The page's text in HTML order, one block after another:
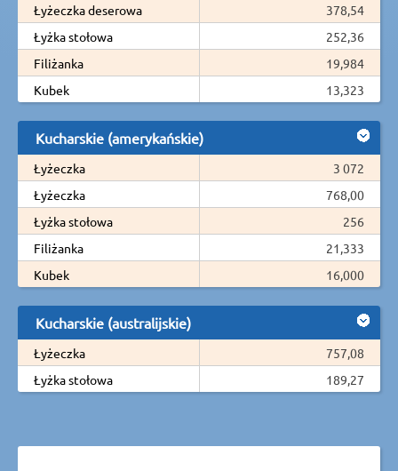
Łyżeczka deserowa
378,54
Łyżka stołowa
252,36
Filiżanka
19,984
Kubek
13,323
Kucharskie (amerykańskie)
Łyżeczka
3 072
Łyżeczka
768,00
Łyżka stołowa
256
Filiżanka
21,333
Kubek
16,000
Kucharskie (australijskie)
Łyżeczka
757,08
Łyżka stołowa
189,27